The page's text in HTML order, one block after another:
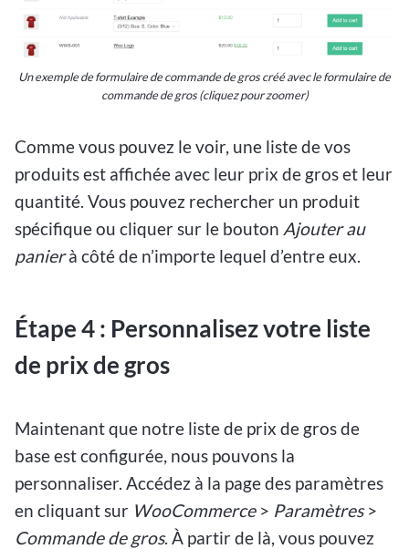
Un exemple de formulaire de commande de gros créé avec le formulaire de
commande de gros(cliquez pour zoomer)
Comme vous pouvez le voir, une liste de vos
produits est affichée avec leur prix de gros et leur
quantité. Vous pouvez rechercher un produit
spécifique ou cliquer sur le bouton Ajouter au
panierà côté de n’importe lequel d’entre eux.
Étape 4 : Personnalisez votre liste
de prix de gros
Maintenant que notre liste de prix de gros de
base est configurée, nous pouvons la
personnaliser. Accédez à la page des paramètres
en cliquant sur WooCommerce > Paramètres>
Commande de gros. À partir de là, vous pouvez